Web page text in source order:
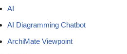
AI
AI Diagramming Chatbot
ArchiMate Viewpoint